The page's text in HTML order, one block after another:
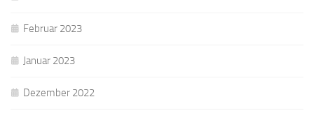
Februar 2023
Januar 2023
Dezember 2022